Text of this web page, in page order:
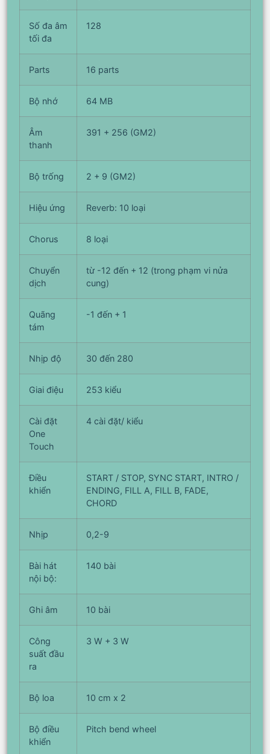
Số đa âm
tối đa
128
Parts 16 parts
Bộ nhớ 64 MB
Âm
thanh
391 + 256 (GM2)
Bộ trống 2 + 9 (GM2)
Hiệu ứng Reverb: 10 loại
Chorus 8 loại
Chuyển
dịch
từ -12 đến + 12 (trong phạm vi nửa
cung)
Quãng
tám
-1 đến + 1
Nhịp độ 30 đến 280
Giai điệu 253 kiểu
Cài đặt
One
Touch
4 cài đặt/ kiểu
Điều
khiển
START / STOP, SYNC START, INTRO /
ENDING, FILL A, FILL B, FADE,
CHORD
Nhịp 0,2-9
Bài hát
nội bộ:
140 bài
Ghi âm 10 bài
Công
suất đầu
ra
3 W + 3 W
Bộ loa 10 cm x 2
Bộ điều
khiển
Pitch bend wheel